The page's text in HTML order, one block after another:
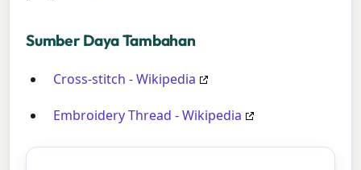
Sumber Daya Tambahan
Cross-stitch - Wikipedia
Embroidery Thread - Wikipedia